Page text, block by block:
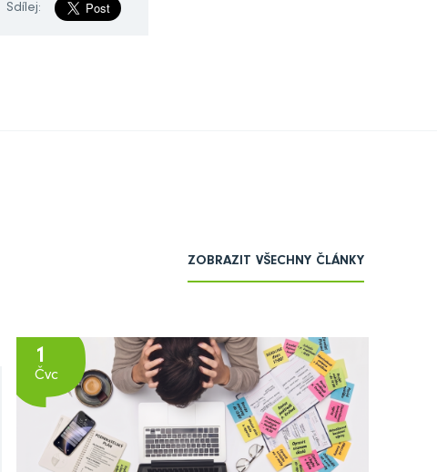
Sdílej:
ZOBRAZIT VŠECHNY ČLÁNKY
1
Čvc